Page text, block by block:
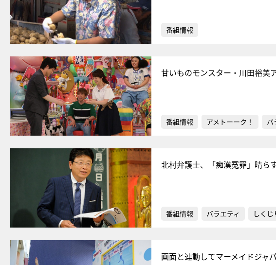
番組情報
甘いものモンスター・川田裕美
番組情報 アメトーーク！ バ
北村弁護士、「痴漢冤罪」晴ら
番組情報 バラエティ しくじ
画面と連動してマーメイドジャ